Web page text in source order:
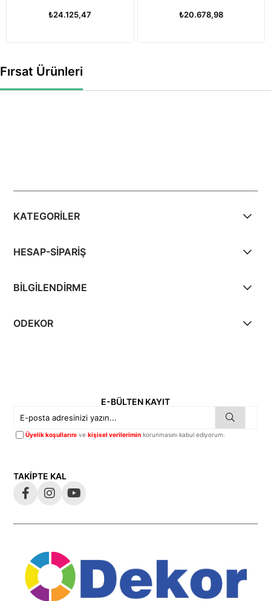
₺24.125,47 ₺20.678,98
Fırsat Ürünleri
KATEGORİLER
HESAP-SİPARİŞ
BİLGİLENDİRME
ODEKOR
E-BÜLTEN KAYIT
Üyelik koşullarını vekişisel verilerimin korunmasını kabul ediyorum.
TAKİPTE KAL